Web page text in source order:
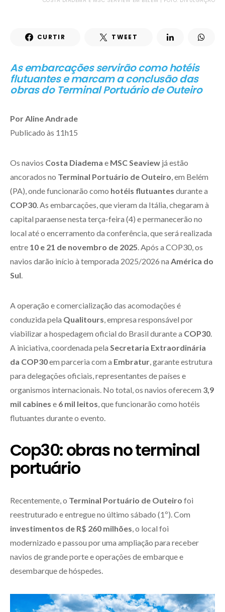
CURTIR TWEET
As embarcações servirão como hotéis
flutuantes e marcam a conclusão das
obras do Terminal Portuário de Outeiro
Por Aline Andrade
Publicado às 11h15
Os navios Costa Diadema e MSC Seaview já estão
ancorados no Terminal Portuário de Outeiro , em Belém
(PA), onde funcionarão como hotéis flutuantes durante a
COP30 . As embarcações, que vieram da Itália, chegaram à
capital paraense nesta terça-feira (4) e permanecerão no
local até o encerramento da conferência, que será realizada
entre 10 e 21 de novembro de 2025 . Após a COP30, os
navios darão início à temporada 2025/2026 na América do
Sul
A operação e comercialização das acomodações é
conduzida pela Qualitours , empresa responsável por
viabilizar a hospedagem oficial do Brasil durante a COP30
A iniciativa, coordenada pela Secretaria Extraordinária
da COP30em parceria com a Embratur , garante estrutura
para delegações oficiais, representantes de países e
organismos internacionais. No total, os navios oferecem 3,9
mil cabines e 6 mil leitos , que funcionarão como hotéis
flutuantes durante o evento.
Cop30: obras no terminal
portuário
Recentemente, o Terminal Portuário de Outeiro foi
reestruturado e entregue no último sábado (1º). Com
investimentos de R$ 260 milhões , o local foi
modernizado e passou por uma ampliação para receber
navios de grande porte e operações de embarque e
desembarque de hóspedes.